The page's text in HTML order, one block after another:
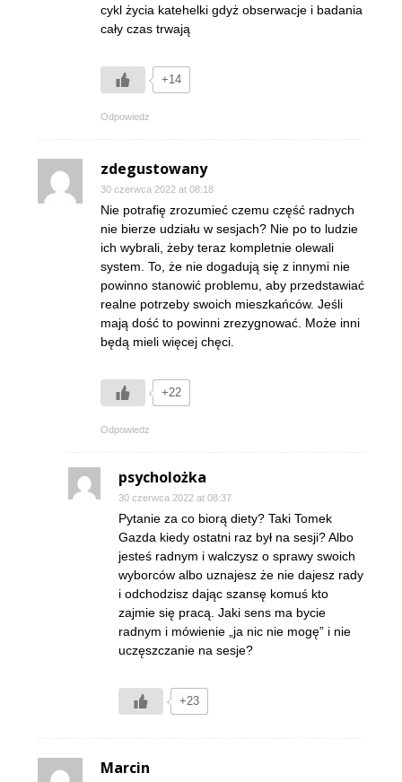
cykl życia katehelki gdyż obserwacje i badania
cały czas trwają
+14
Odpowiedz
zdegustowany
30 czerwca 2022 at 08:18
Nie potrafię zrozumieć czemu część radnych
nie bierze udziału w sesjach? Nie po to ludzie
ich wybrali, żeby teraz kompletnie olewali
system. To, że nie dogadują się z innymi nie
powinno stanowić problemu, aby przedstawiać
realne potrzeby swoich mieszkańców. Jeśli
mają dość to powinni zrezygnować. Może inni
będą mieli więcej chęci.
+22
Odpowiedz
psycholożka
30 czerwca 2022 at 08:37
Pytanie za co biorą diety? Taki Tomek
Gazda kiedy ostatni raz był na sesji? Albo
jesteś radnym i walczysz o sprawy swoich
wyborców albo uznajesz że nie dajesz rady
i odchodzisz dając szansę komuś kto
zajmie się pracą. Jaki sens ma bycie
radnym i mówienie „ja nic nie mogę” i nie
uczęszczanie na sesje?
+23
Marcin